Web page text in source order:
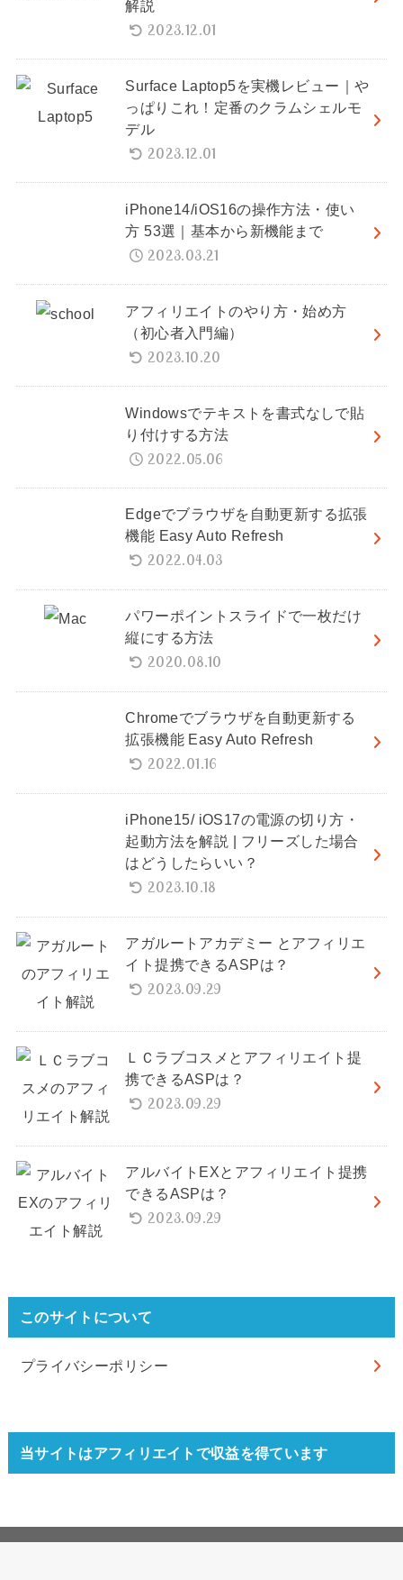
解説
2023.12.01
Surface Laptop5を実機レビュー｜や
っぱりこれ！定番のクラムシェルモ
デル
2023.12.01
iPhone14/iOS16の操作方法・使い
方 53選｜基本から新機能まで
2023.03.21
アフィリエイトのやり方・始め方
（初心者入門編）
2023.10.20
Windowsでテキストを書式なしで貼
り付けする方法
2022.05.06
Edgeでブラウザを自動更新する拡張
機能 Easy Auto Refresh
2022.04.03
パワーポイントスライドで一枚だけ
縦にする方法
2020.08.10
Chromeでブラウザを自動更新する
拡張機能 Easy Auto Refresh
2022.01.16
iPhone15/ iOS17の電源の切り方・
起動方法を解説 | フリーズした場合
はどうしたらいい？
2023.10.18
アガルートアカデミー とアフィリエ
イト提携できるASPは？
2023.09.29
ＬＣラブコスメとアフィリエイト提
携できるASPは？
2023.09.29
アルバイトEXとアフィリエイト提携
できるASPは？
2023.09.29
このサイトについて
プライバシーポリシー
当サイトはアフィリエイトで収益を得ています